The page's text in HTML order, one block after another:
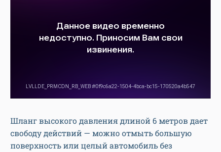
Шланг высокого давления длиной 6 метров дает
свободу действий — можно отмыть большую
поверхность или целый автомобиль без